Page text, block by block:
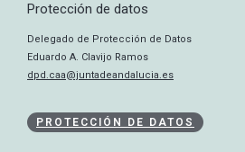
Protección de datos
Delegado de Protección de Datos
Eduardo A. Clavijo Ramos
dpd.caa@juntadeandalucia.es
PROTECCIÓN DE DATOS